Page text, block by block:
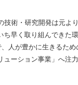
技術・研究開発は元よ
ち早く取り組んできた
人が豊かに生きるた
ーション事業」へ注力